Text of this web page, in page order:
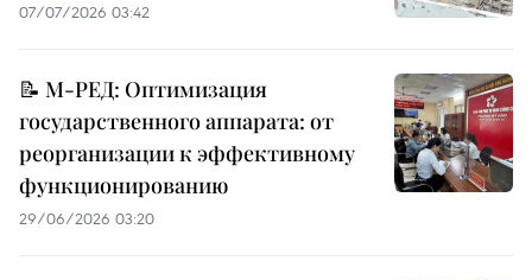
07/07/2026 03:42
📝 М-РЕД: Оптимизация
государственного аппарата: от
реорганизации к эффективному
функционированию
29/06/2026 03:20